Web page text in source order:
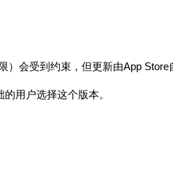
会受到约束，但更新由App Store
用户选择这个版本。